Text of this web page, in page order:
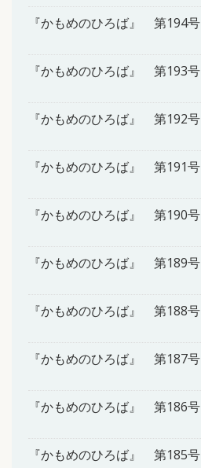
『かもめのひろば』 第194号
『かもめのひろば』 第193号
『かもめのひろば』 第192号
『かもめのひろば』 第191号
『かもめのひろば』 第190号
『かもめのひろば』 第189号
『かもめのひろば』 第188号
『かもめのひろば』 第187号
『かもめのひろば』 第186号
『かもめのひろば』 第185号